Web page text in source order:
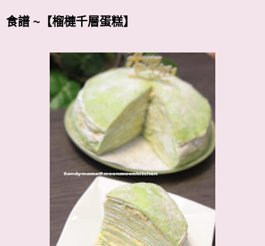
食譜 ~【榴槤千層蛋糕】